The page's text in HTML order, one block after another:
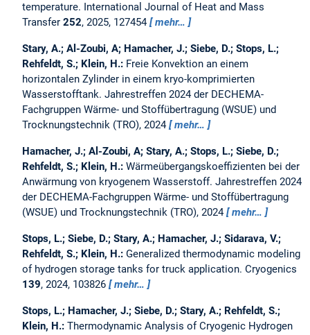
temperature. International Journal of Heat and Mass
Transfer 252, 2025, 127454 mehr…
Stary, A.; Al-Zoubi, A; Hamacher, J.; Siebe, D.; Stops, L.;
Rehfeldt, S.; Klein, H.: Freie Konvektion an einem
horizontalen Zylinder in einem kryo-komprimierten
Wasserstofftank. Jahrestreffen 2024 der DECHEMA-
Fachgruppen Wärme- und Stoffübertragung (WSUE) und
Trocknungstechnik (TRO), 2024
mehr…
Hamacher, J.; Al-Zoubi, A; Stary, A.; Stops, L.; Siebe, D.;
Rehfeldt, S.; Klein, H.: Wärmeübergangskoeffizienten bei der
Anwärmung von kryogenem Wasserstoff. Jahrestreffen 2024
der DECHEMA-Fachgruppen Wärme- und Stoffübertragung
(WSUE) und Trocknungstechnik (TRO), 2024
mehr…
Stops, L.; Siebe, D.; Stary, A.; Hamacher, J.; Sidarava, V.;
Rehfeldt, S.; Klein, H.: Generalized thermodynamic modeling
of hydrogen storage tanks for truck application. Cryogenics
139, 2024, 103826 mehr…
Stops, L.; Hamacher, J.; Siebe, D.; Stary, A.; Rehfeldt, S.;
Klein, H.: Thermodynamic Analysis of Cryogenic Hydrogen